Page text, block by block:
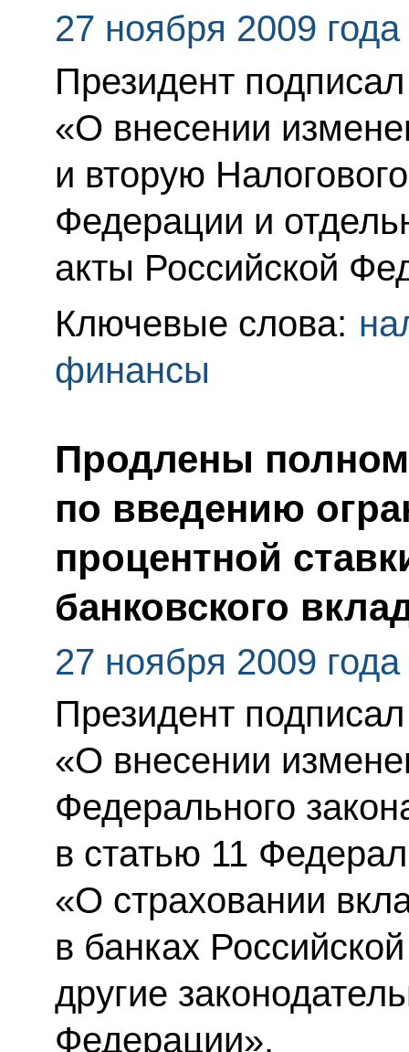
27 ноября 2009 года
Президент
«О внесении
и вторую
Федерации и
акты Российской
Ключевые слова:
финансы
Продлены
по введению
процентной
банковского
27 ноября 2009 года
Президент
«О внесении
Федерального
в статью 11
«О страховании
в банках
другие
Федерации».